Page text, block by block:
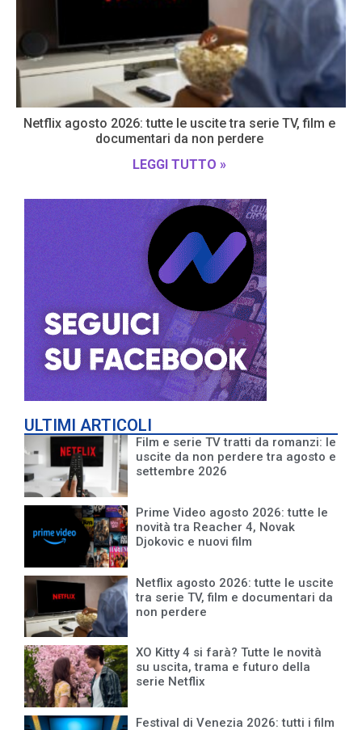
Netflix agosto 2026: tutte le uscite tra serie TV, film e
documentari da non perdere
LEGGI TUTTO »
ULTIMI ARTICOLI
Film e serie TV tratti da romanzi: le
uscite da non perdere tra agosto e
settembre 2026
Prime Video agosto 2026: tutte le
novità tra Reacher 4, Novak
Djokovic e nuovi film
Netflix agosto 2026: tutte le uscite
tra serie TV, film e documentari da
non perdere
XO Kitty 4 si farà? Tutte le novità
su uscita, trama e futuro della
serie Netflix
Festival di Venezia 2026: tutti i film